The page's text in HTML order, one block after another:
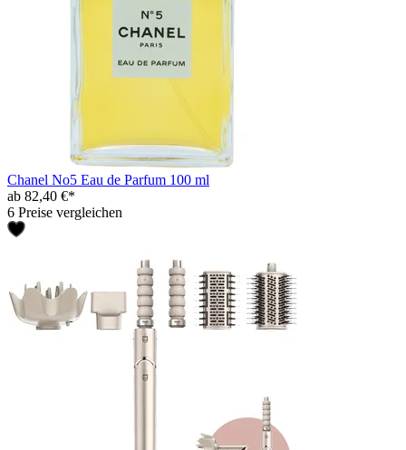
Chanel No5 Eau de Parfum 100 ml
ab 82,40 €*
6 Preise vergleichen